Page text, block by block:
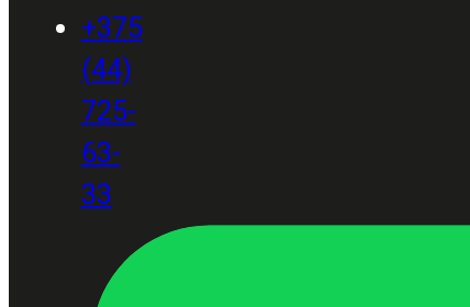
+375
(44)
725-
63-
33